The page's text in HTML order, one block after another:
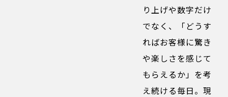
り上げや数字だけ
でなく、「どうす
ればお客様に驚き
や楽しさを感じて
もらえるか」を考
え続ける毎日。現